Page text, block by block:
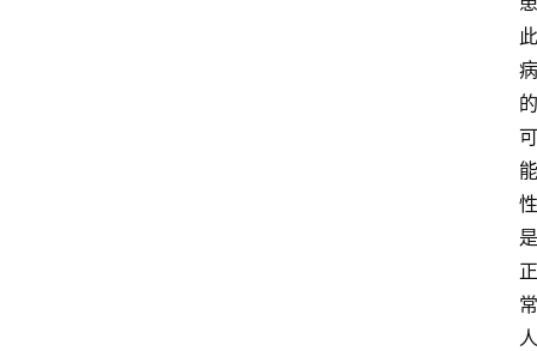
此
病
的
可
能
性
是
正
常
人